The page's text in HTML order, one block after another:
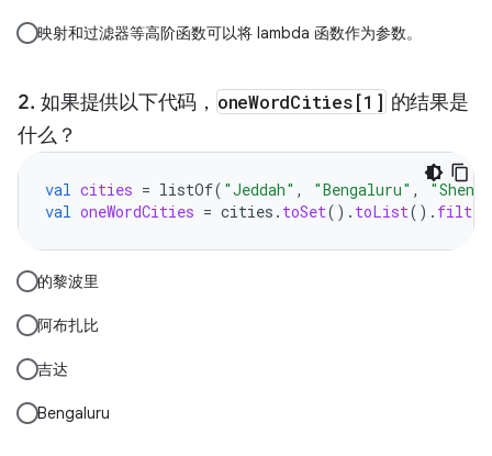
映射和过滤器等高阶函数可以将 lambda 函数作为参数。
如果提供以下代码， oneWordCities[1] 的结果是
什么？
val cities = listOf( "Jeddah" , "Bengaluru" ,
val oneWordCities = cities . toSet(). toList(). filter
的黎波里
阿布扎比
吉达
Bengaluru